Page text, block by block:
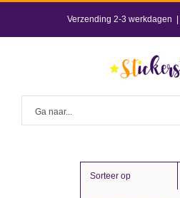
content
Verzending 2-3 werkdagen
Ga naar...
Sorteer op